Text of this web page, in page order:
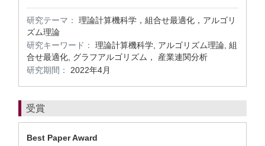
研究テーマ：
理論計算機科学，組合せ最適化，アルゴリ
ズム理論
研究キーワード：
理論計算機科学, アルゴリズム理論, 組
合せ最適化, グラフアルゴリズム， 産業連関分析
研究期間：
2022年4月
受賞
Best Paper Award